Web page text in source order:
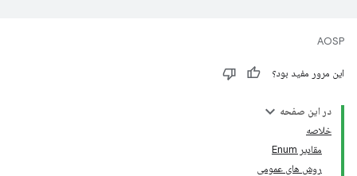
AOSP
این مرور مفید بود؟
در این صفحه
خلاصه
مقادیر Enum
روش های عمومی